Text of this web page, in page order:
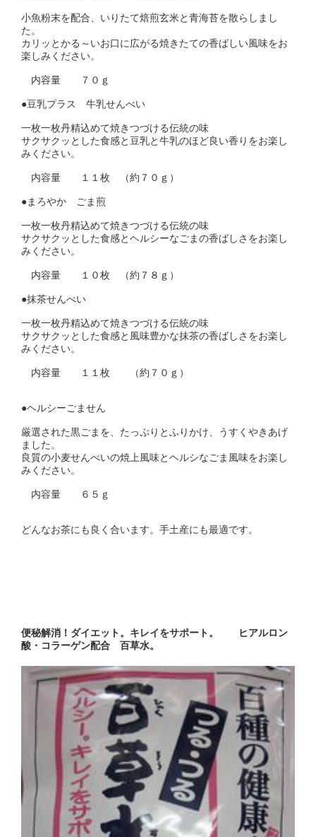
小魚粉末を配合、いりたて焙煎玄米と青海苔を散らしまし
た。
カリッとかる～いお口に広がる焼きたての香ばしい風味をお
楽しみください。
内容量 ７０ｇ
●豆乳プラス 牛乳せんべい
一枚一枚丹精込めて焼きつづける伝統の味
サクサクッとした食感と豆乳と牛乳のほど良い香りをお楽し
みください。
内容量 １１枚 （約７０ｇ）
●まろやか ごま煎
一枚一枚丹精込めて焼きつづける伝統の味
サクサクッとした食感とヘルシーなごまの香ばしさをお楽し
みください。
内容量 １０枚 （約７８ｇ）
●抹茶せんべい
一枚一枚丹精込めて焼きつづける伝統の味
サクサクッとした食感と風味豊かな抹茶の香ばしさをお楽し
みください。
内容量 １１枚 （約７０ｇ）
●ヘルシーごません
厳選された黒ごまを、たっぷりとふりかけ、うすくやきあげ
ました。
良質の小麦せんべいの焼上風味とヘルシなごま風味をお楽し
みください。
内容量 ６５ｇ
どんなお茶にも良く合います。手土産にも最適です。
便秘解消！ダイエット。キレイをサポート。 ヒアルロン
酸・コラーゲン配合 百草水。